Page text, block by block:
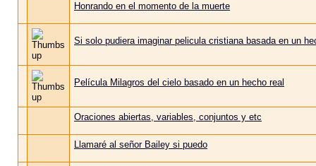
Honrando en el momento de la muerte
Si solo pudiera imaginar pelicula cristiana basada en un
Película Milagros del cielo basado en un hecho real
Oraciones abiertas, variables, conjuntos y etc
Llamaré al señor Bailey si puedo